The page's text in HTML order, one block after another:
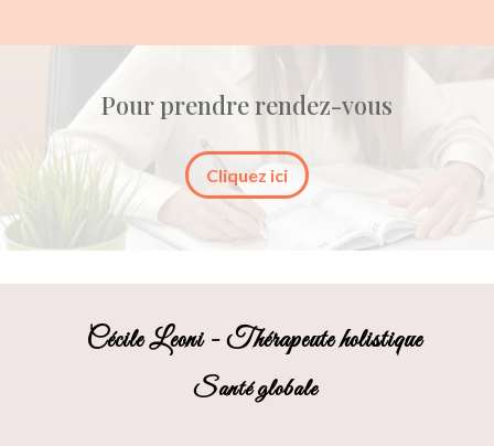
Pour prendre rendez-vous
Cliquez ici
Cécile Leoni - Thérapeute holistique
Santé globale